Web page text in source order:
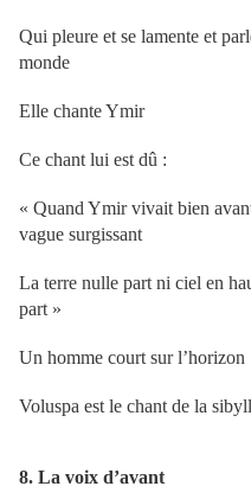
Qui pleure et se lamente et
monde
Elle chante Ymir
Ce chant lui est dû :
« Quand Ymir vivait bien
vague surgissant
La terre nulle part ni ciel en
part »
Un homme court sur l’horizon
Voluspa est le chant de la
8. La voix d’avant